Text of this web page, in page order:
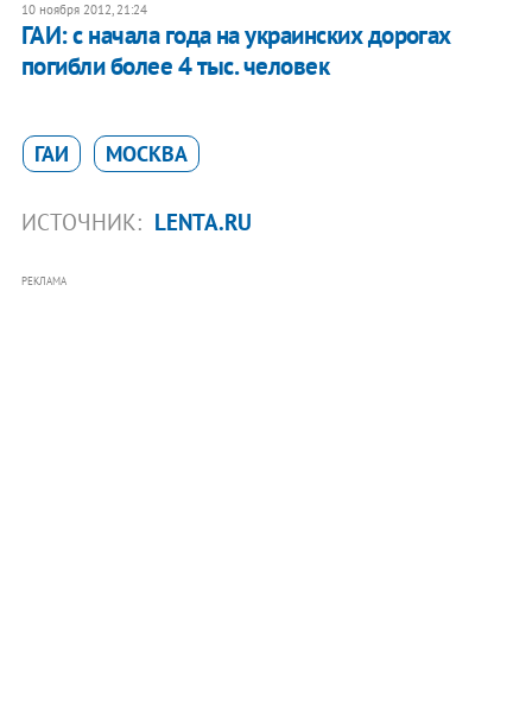
10 ноября 2012, 21:24
ГАИ: с начала года на украинских дорогах
погибли более 4 тыс. человек
ГАИ МОСКВА
ИСТОЧНИК: LENTA.RU
РЕКЛАМА